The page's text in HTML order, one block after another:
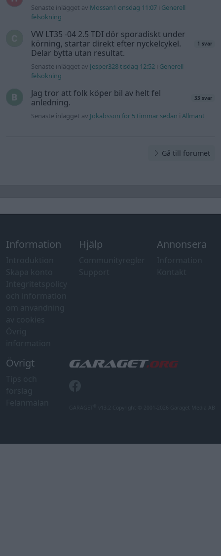
Senaste inlägget av Mossan1 onsdag 11:07 i Generell
felsökning
VW LT35 -04 2.5 TDI dör sporadiskt under
körning, startar direkt efter nyckelcykel.
Delar bytta utan resultat.
1 svar
Senaste inlägget av Jesper328 tisdag 12:52 i Generell
felsökning
Jag tror att folk köper bil av helt fel
anledning.
33 svar
Senaste inlägget av Jokabsson för 5 timmar sedan iAllmänt
Gå till forumet
Information Hjälp Annonsera
Övrigt